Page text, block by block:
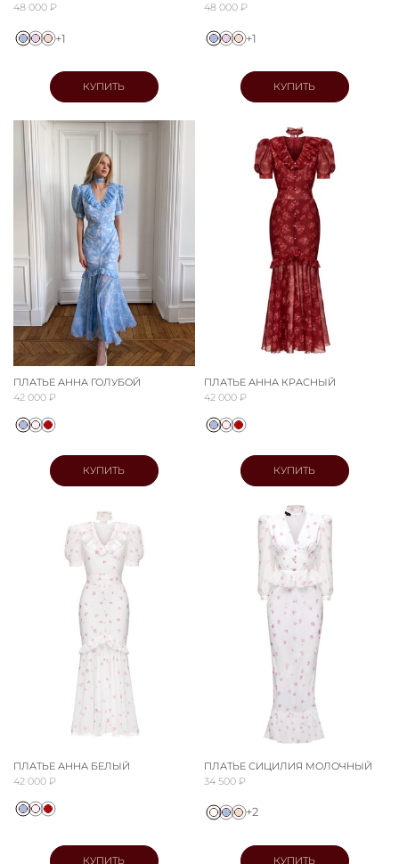
48 000 ₽
+1
КУПИТЬ
48 000 ₽
+1
КУПИТЬ
ПЛАТЬЕ АННА ГОЛУБОЙ
42 000 ₽
КУПИТЬ
ПЛАТЬЕ АННА КРАСНЫЙ
42 000 ₽
КУПИТЬ
ПЛАТЬЕ АННА БЕЛЫЙ
42 000 ₽
КУПИТЬ
ПЛАТЬЕ СИЦИЛИЯ МОЛОЧНЫЙ
34 500 ₽
+2
КУПИТЬ